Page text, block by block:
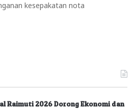
kesepakatan nota
Raimuti 2026 Dorong Ekonomi dan